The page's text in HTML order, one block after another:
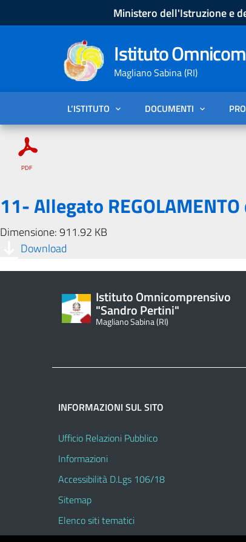
Ministero dell'Istruzione e
Istituto
Magliano Sabina (RI)
L’ISTITUTO DOCUMENTI
11- Allegato
Dimensione: 911.92 KB
Download
Istituto Omnicomprensivo
"Sandro Pertini"
Magliano Sabina (RI)
INFORMAZIONI SUL SITO
Ufficio Relazioni Pubblico
Informazioni
Accessibilità D.Lgs 106/18
Sitemap
Elenco siti tematici